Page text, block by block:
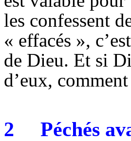
les confessent
« effacés »,
de Dieu. Et si
d’eux,
2 Péchés